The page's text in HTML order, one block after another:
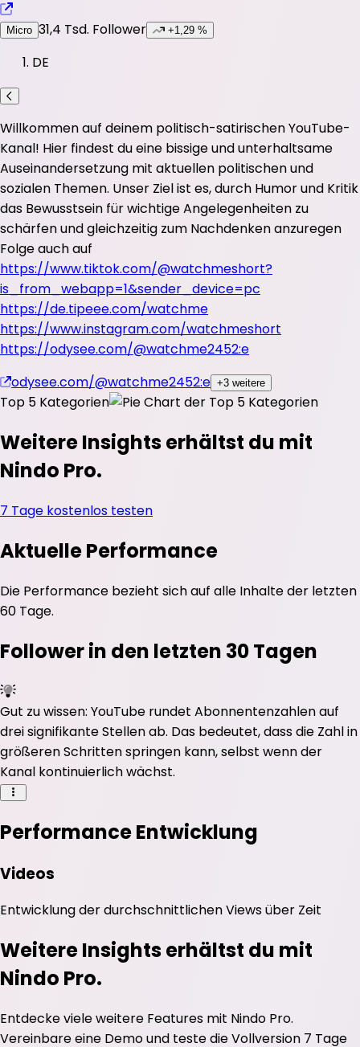
Micro 31,4 Tsd. Follower +1,29 %
DE
Willkommen auf deinem politisch-satirischen YouTube-
Kanal! Hier findest du eine bissige und unterhaltsame
Auseinandersetzung mit aktuellen politischen und
sozialen Themen. Unser Ziel ist es, durch Humor und Kritik
das Bewusstsein für wichtige Angelegenheiten zu
schärfen und gleichzeitig zum Nachdenken anzuregen
Folge auch auf
https://www.tiktok.com/@watchmeshort?
is_from_webapp=1&sender_device=pc
https://de.tipeee.com/watchme
https://www.instagram.com/watchmeshort
https://odysee.com/@watchme2452:e
odysee.com/@watchme2452:e +3 weitere
Top 5 Kategorien
Weitere Insights erhältst du mit
Nindo Pro.
7 Tage kostenlos testen
Aktuelle Performance
Die Performance bezieht sich auf alle Inhalte der letzten
60 Tage.
Follower in den letzten 30 Tagen
Gut zu wissen: YouTube rundet Abonnentenzahlen auf
drei signifikante Stellen ab. Das bedeutet, dass die Zahl in
größeren Schritten springen kann, selbst wenn der
Kanal kontinuierlich wächst.
Performance Entwicklung
Videos
Entwicklung der durchschnittlichenViewsüber Zeit
Weitere Insights erhältst du mit
Nindo Pro.
Entdecke viele weitere Features mit Nindo Pro.
Vereinbare eine Demo und teste die Vollversion 7 Tage